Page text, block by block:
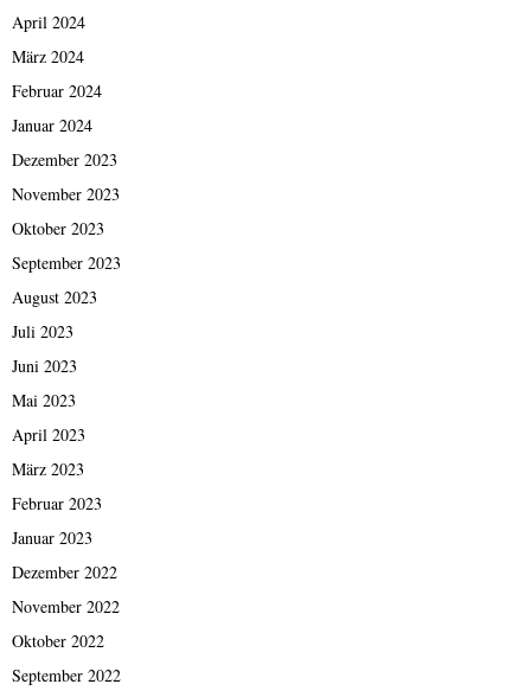
April 2024
März 2024
Februar 2024
Januar 2024
Dezember 2023
November 2023
Oktober 2023
September 2023
August 2023
Juli 2023
Juni 2023
Mai 2023
April 2023
März 2023
Februar 2023
Januar 2023
Dezember 2022
November 2022
Oktober 2022
September 2022